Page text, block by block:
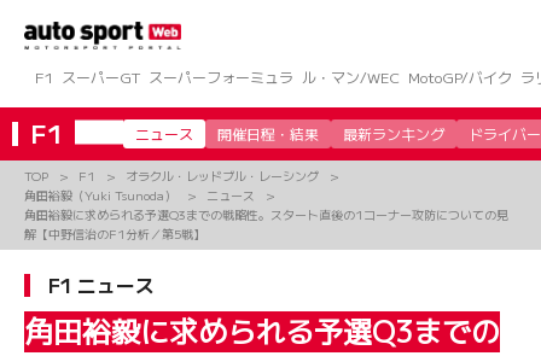
ツ
へ
ス
キ
F1 スーパーGT スーパーフォーミュラ ル・マン/WEC MotoGP/バイク ラ
F1 ニュース 開催日程・結果 最新ランキング ドライバー
TOP F1
オラクル・レッドブル・レーシング
角田裕毅（Yuki Tsunoda）
ニュース
角田裕毅に求められる予選Q3までの戦略性。スタート直後の1コーナー攻防についての見
解【中野信治のF1分析／第5戦】
F1 ニュース
角田裕毅に求められる予選Q3までの